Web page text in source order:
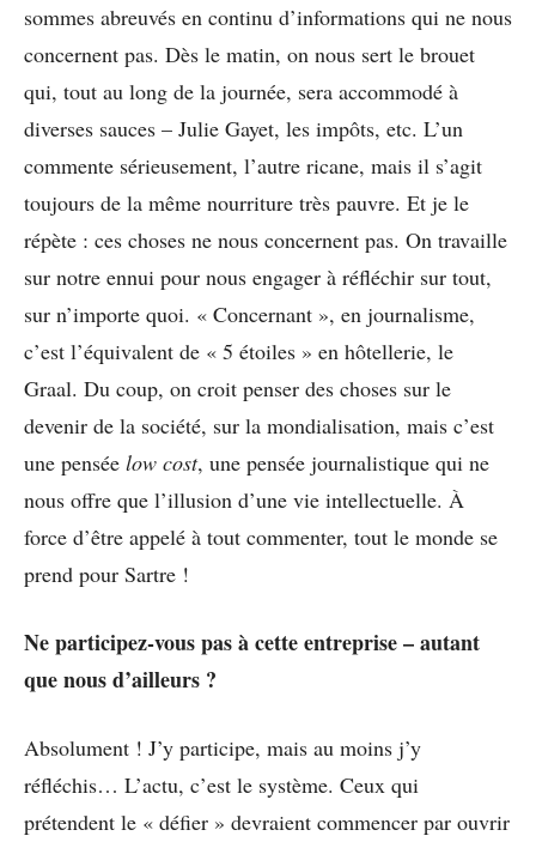
sommes abreuvés en continu d’informations qui ne nous
concernent pas. Dès le matin, on nous sert le brouet
qui, tout au long de la journée, sera accommodé à
diverses sauces – Julie Gayet, les impôts, etc. L’un
commente sérieusement, l’autre ricane, mais il s’agit
toujours de la même nourriture très pauvre. Et je le
répète : ces choses ne nous concernent pas. On travaille
sur notre ennui pour nous engager à réfléchir sur tout,
sur n’importe quoi. « Concernant », en journalisme,
c’est l’équivalent de « 5 étoiles » en hôtellerie, le
Graal. Du coup, on croit penser des choses sur le
devenir de la société, sur la mondialisation, mais c’est
une pensée low cost, une pensée journalistique qui ne
nous offre que l’illusion d’une vie intellectuelle. À
force d’être appelé à tout commenter, tout le monde se
prend pour Sartre !
Ne participez-vous pas à cette entreprise – autant
que nous d’ailleurs ?
Absolument ! J’y participe, mais au moins j’y
réfléchis… L’actu, c’est le système. Ceux qui
prétendent le « défier » devraient commencer par ouvrir